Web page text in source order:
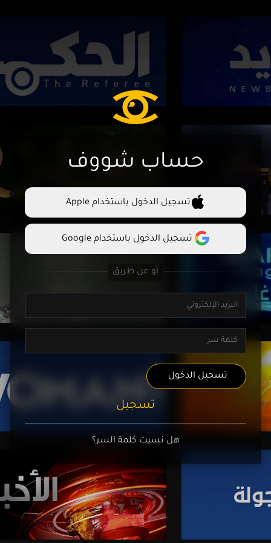
حساب شووف
تسجيل الدخول باستخدام Apple
تسجيل الدخول باستخدام Google
تسجيل الدخول
تسجيل
هل نسيت كلمة السر؟